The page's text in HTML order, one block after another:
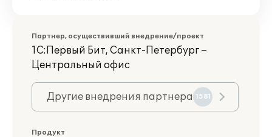
Партнер, осуществивший внедрение/проект
1С:Первый Бит, Санкт-Петербург –
Центральный офис
Другие внедрения партнера 1581
Продукт